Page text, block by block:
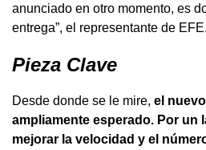
anunciado en otro momento, es
entrega”, el representante de EFE.
Pieza Clave
Desde donde se le mire, el
ampliamente esperado. Por un
mejorar la velocidad y el